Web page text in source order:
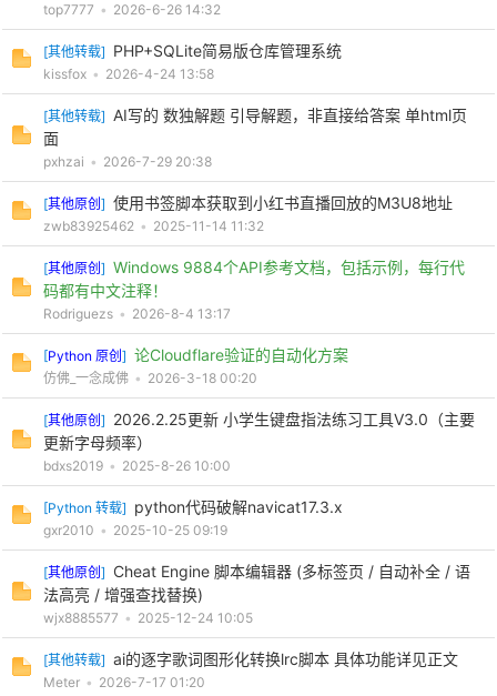
top7777 • 2026-6-26 14:32
[其他转载] PHP+SQLite简易版仓库管理系统
kissfox • 2026-4-24 13:58
[其他转载] AI写的 数独解题 引导解题，非直接给答案 单html页
面
pxhzai • 2026-7-29 20:38
[其他原创 ] 使用书签脚本获取到小红书直播回放的M3U8地址
zwb83925462 • 2025-11-14 11:32
[其他原创 ] Windows 9884个API参考文档，包括示例，每行代
码都有中文注释！
Rodriguezs • 2026-8-4 13:17
[Python 原创 ] 论Cloudflare验证的自动化方案
仿佛_一念成佛 • 2026-3-18 00:20
[其他原创 ] 2026.2.25更新 小学生键盘指法练习工具V3.0（主要
更新字母频率）
bdxs2019 • 2025-8-26 10:00
[Python 转载] python代码破解navicat17.3.x
gxr2010 • 2025-10-25 09:19
[其他原创 ] Cheat Engine 脚本编辑器 (多标签页 / 自动补全 / 语
法高亮 / 增强查找替换)
wjx8885577 • 2025-12-24 10:05
[其他转载] ai的逐字歌词图形化转换lrc脚本 具体功能详见正文
Meter • 2026-7-17 01:20